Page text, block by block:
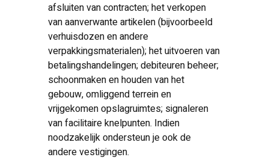
afsluiten van contracten; het verkopen
van aanverwante artikelen (bijvoorbeeld
verhuisdozen en andere
verpakkingsmaterialen); het uitvoeren van
betalingshandelingen; debiteuren beheer;
schoonmaken en houden van het
gebouw, omliggend terrein en
vrijgekomen opslagruimtes; signaleren
van facilitaire knelpunten. Indien
noodzakelijk ondersteun je ook de
andere vestigingen.